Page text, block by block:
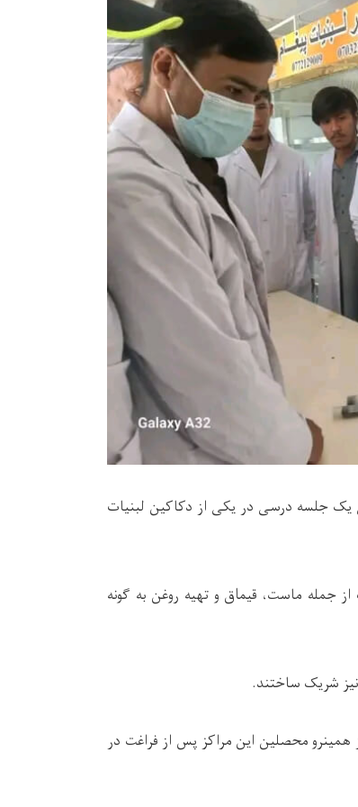
یک جلسه درسی در یکی از دکاکین لبنیات
از جمله ماست، قیماق و تهیه روغن به گونه
شریک ساختند.
محصلین این مراکز پس از فراغت در